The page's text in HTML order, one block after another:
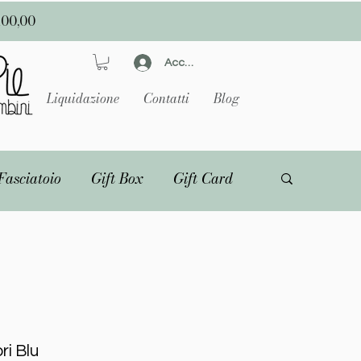
Accedi
Liquidazione Contatti Blog
Gift Box Gift Card
Blu